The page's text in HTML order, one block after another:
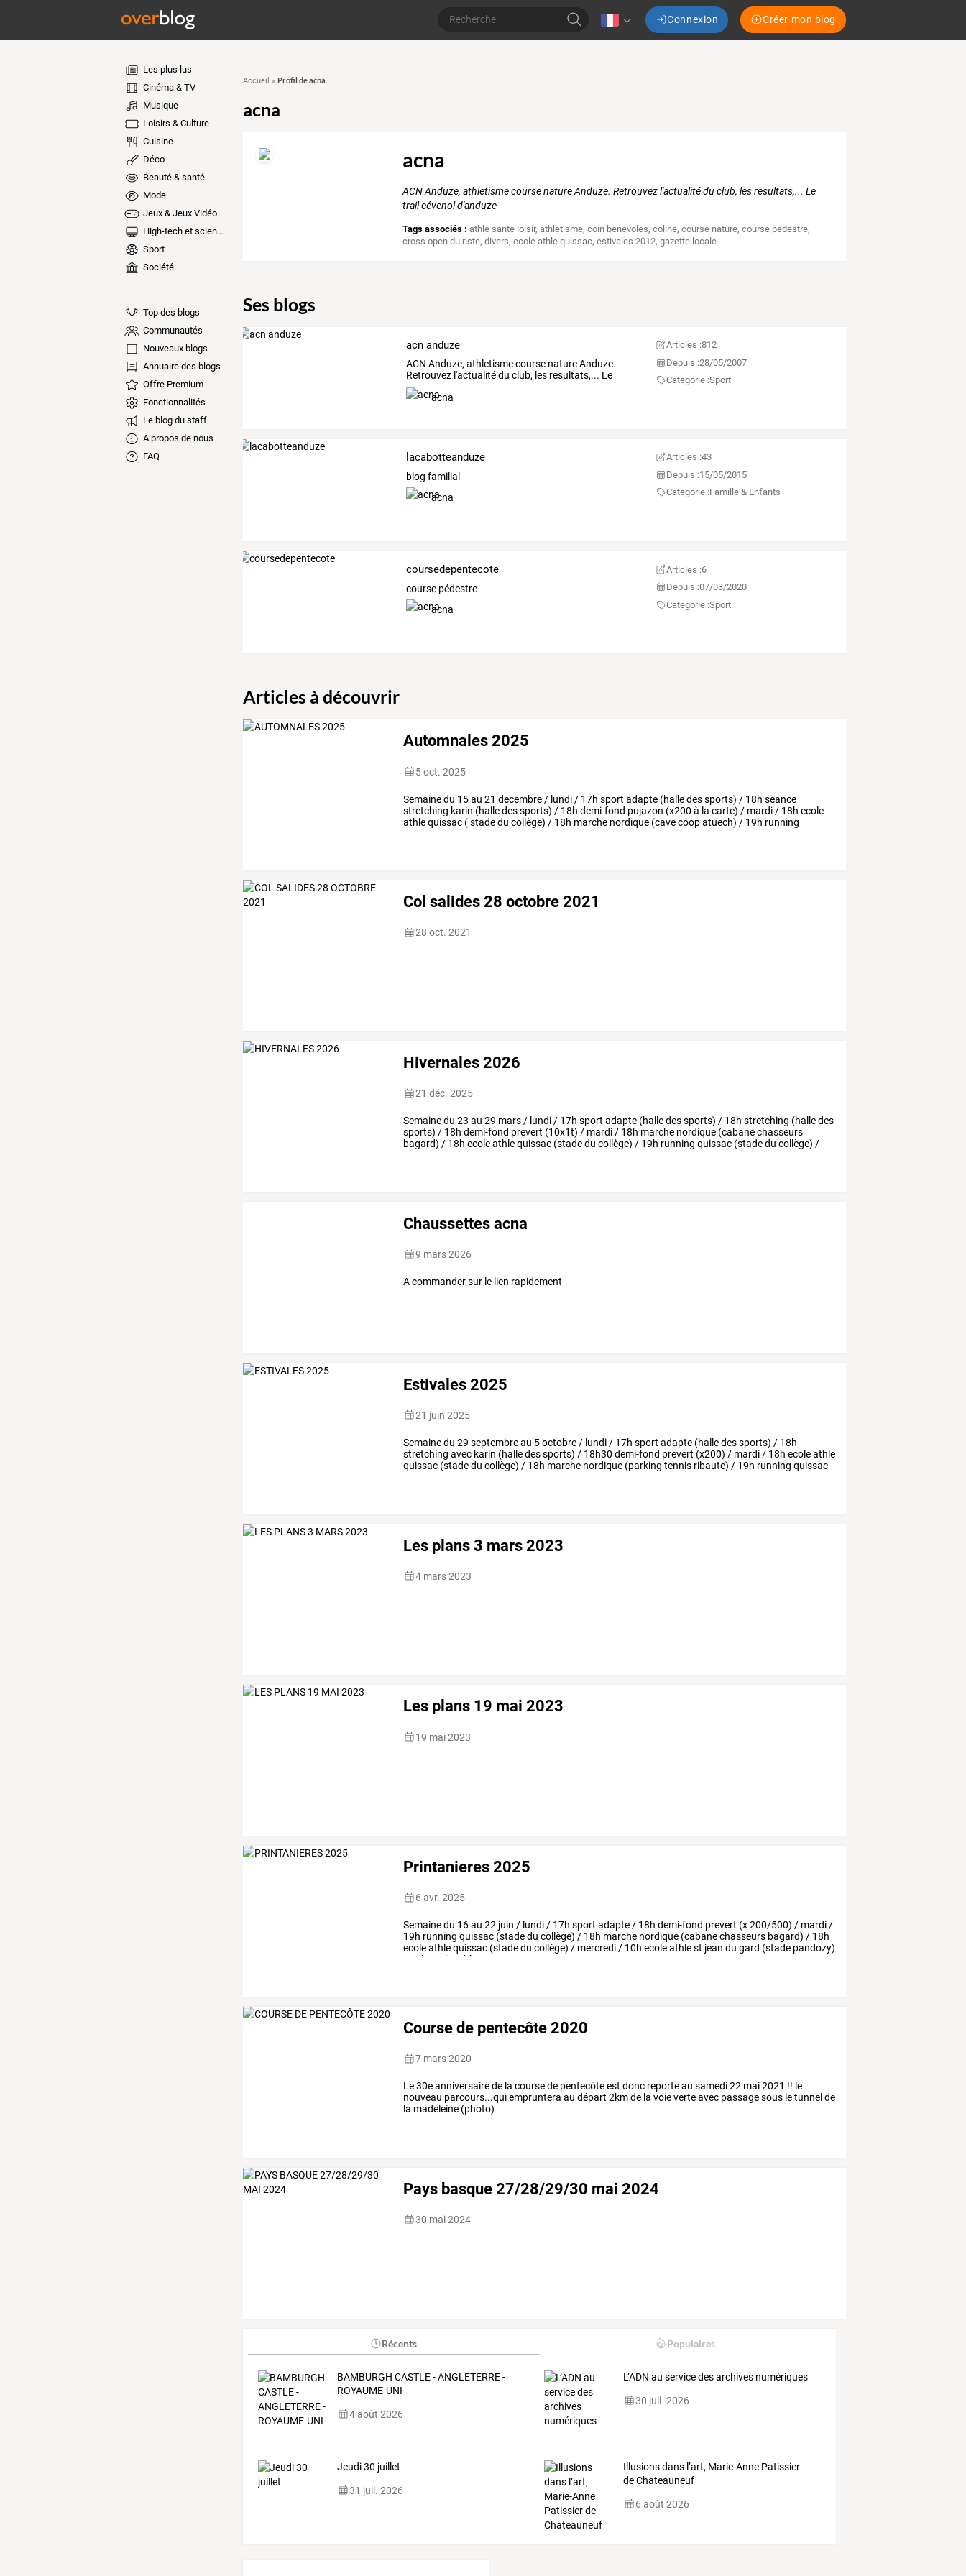
Connexion Créer mon blog
Les plus lus
Cinéma & TV
Musique
Loisirs & Culture
Cuisine
Déco
Beauté & santé
Mode
Jeux & Jeux Vidéo
High-tech et sciences
Sport
Société
Top des blogs
Communautés
Nouveaux blogs
Annuaire des blogs
Offre Premium
Fonctionnalités
Le blog du staff
A propos de nous
FAQ
Accueil » Profil de acna
acna
acna
ACN Anduze, athletisme course nature Anduze. Retrouvez l'actualité du club, les resultats,... Le
trail cévenol d'anduze
Tags associés : athle sante loisir,athletisme,coin benevoles,coline,course nature,course pedestre,
cross open du riste,divers,ecole athle quissac,estivales 2012,gazette locale
Ses blogs
acn anduze
ACN Anduze,athletismecoursenatureAnduze.
Retrouvezl'actualitédu club,lesresultats,... Le
trail
acna
Articles :812
Depuis :28/05/2007
Categorie :Sport
lacabotteanduze
blog familial
acna
Articles :43
Depuis :15/05/2015
Categorie :Famille & Enfants
coursedepentecote
course pédestre
acna
Articles :6
Depuis :07/03/2020
Categorie :Sport
Articles à découvrir
Automnales 2025
5 oct. 2025
Semainedu 15au 21 decembre / lundi / 17h sport adapte (halledessports) / 18h seance
stretching karin (halledessports) / 18h demi-fond pujazon (x200 à la carte) / mardi / 18h ecole
athlequissac (stadedu collège) / 18h marche nordique (cavecoopatuech) / 19h running
Col salides 28 octobre 2021
28 oct. 2021
Hivernales 2026
21 déc. 2025
Semainedu 23 au 29 mars/ lundi/ 17h sport adapte (halledessports) / 18h stretching (halledes
sports) / 18h demi-fond prevert (10x1t) / mardi/ 18h marche nordique (cabanechasseurs
bagard) / 18h ecoleathlequissac (stadedu collège) / 19h running quissac (stadedu collège) /
mercredi
10h ecole athle jean
Chaussettes acna
9 mars 2026
A commander sur le lien rapidement
Estivales 2025
21 juin 2025
Semainedu 29 septembreau 5octobre / lundi / 17h sport adapte (halledessports) / 18h
stretching avec karin (halledessports) / 18h30 demi-fond prevert (x200) / mardi / 18h ecoleathle
quissac (stadedu collège) / 18h marche nordique (parking tennis ribaute) / 19h running quissac
(stade
du collège)
Les plans 3 mars 2023
4 mars 2023
Les plans 19 mai 2023
19 mai 2023
Printanieres 2025
6 avr. 2025
Semainedu 16au 22 juin / lundi/ 17h sport adapte/ 18h demi-fond prevert (x200/500) / mardi/
19h running quissac (stadedu collège) / 18h marche nordique (cabanechasseurs bagard) / 18h
ecoleathlequissac (stadedu collège) / mercredi/ 10h ecoleathlest jean du gard (stade pandozy)
14h ecole athle
Course de pentecôte 2020
7 mars 2020
Le 30e anniversaire de la course de pentecôte est donc reporte au samedi 22 mai 2021 !! le
nouveau parcours...qui empruntera au départ 2km de la voie verte avec passage sous le tunnel de
la madeleine (photo)
Pays basque 27/28/29/30 mai 2024
30 mai 2024
Récents Populaires
BAMBURGH CASTLE - ANGLETERRE -
ROYAUME-UNI
4 août 2026
L’ADN au service des archives numériques
30 juil. 2026
Jeudi 30 juillet
31 juil. 2026
Illusions dans l’art, Marie-Anne Patissier
de Chateauneuf
6 août 2026